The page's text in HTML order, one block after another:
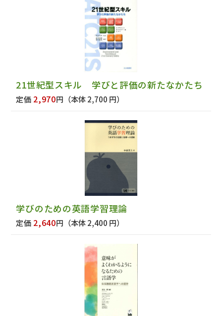
21世紀型スキル 学びと評価の新たなかたち
定価 2,970円 （本体 2,700 円）
学びのための英語学習理論
定価 2,640円 （本体 2,400 円）